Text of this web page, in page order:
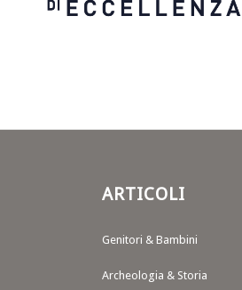
ARTICOLI
Genitori & Bambini
Archeologia & Storia